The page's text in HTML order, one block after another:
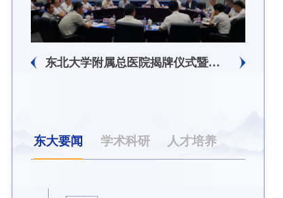
东北大学附属总医院揭牌仪式暨交流座谈会举行
东大要闻 学术科研 人才培养